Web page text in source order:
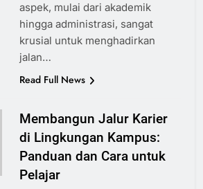
aspek, mulai dari akademik
hingga administrasi, sangat
krusial untuk menghadirkan
jalan…
Read Full News
Membangun Jalur Karier
di Lingkungan Kampus:
Panduan dan Cara untuk
Pelajar